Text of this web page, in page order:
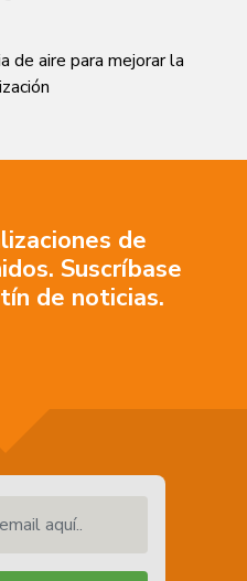
de aire para mejorar la
de
Suscríbase
de noticias.